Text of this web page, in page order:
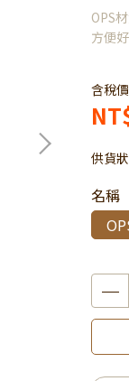
OPS
方便
含稅價
供貨
名稱